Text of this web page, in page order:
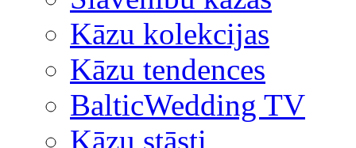
Kāzu kolekcijas
Kāzu tendences
BalticWedding TV
Kāzu stāsti